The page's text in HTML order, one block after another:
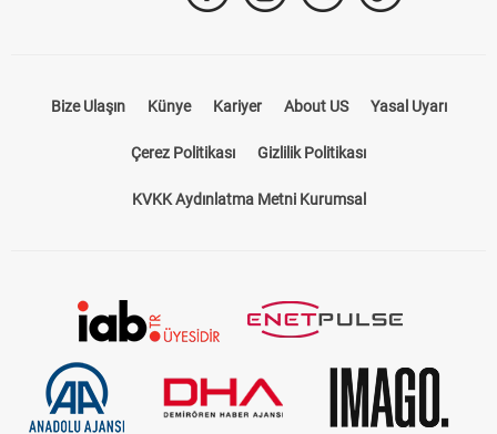
Bize Ulaşın Künye Kariyer About US Yasal Uyarı
Çerez Politikası Gizlilik Politikası
KVKK Aydınlatma Metni Kurumsal